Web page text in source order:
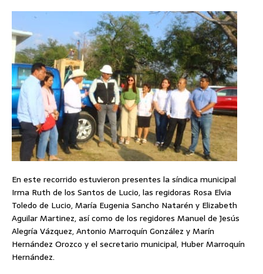
En este recorrido estuvieron presentes la síndica municipal
Irma Ruth de los Santos de Lucio, las regidoras Rosa Elvia
Toledo de Lucio, María Eugenia Sancho Natarén y Elizabeth
Aguilar Martinez, así como de los regidores Manuel de Jesús
Alegría Vázquez, Antonio Marroquín González y Marín
Hernández Orozco y el secretario municipal, Huber Marroquín
Hernández.